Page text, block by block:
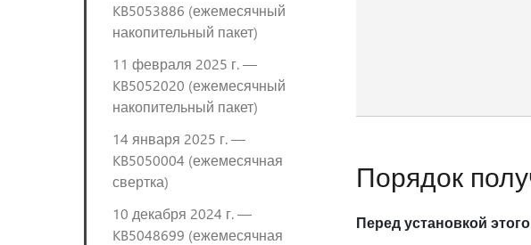
KB5053886 (ежемесячный
накопительный пакет)
11 февраля 2025 г. —
KB5052020 (ежемесячный
накопительный пакет)
14 января 2025 г. —
KB5050004 (ежемесячная
свертка)
10 декабря 2024 г. —
KB5048699 (ежемесячная
Порядок
Перед установкой